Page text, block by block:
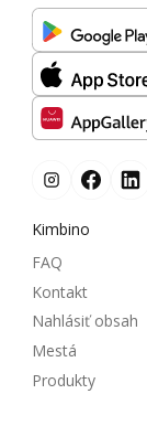
Kimbino
FAQ
Kontakt
Nahlásiť obsah
Mestá
Produkty